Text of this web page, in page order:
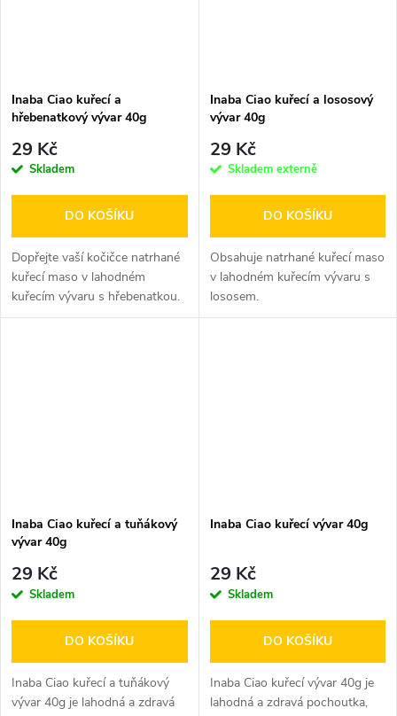
Inaba Ciao kuřecí a
hřebenatkový vývar 40g
29 Kč
Skladem
DO KOŠÍKU
Dopřejte vaší kočičce natrhané
kuřecí maso v lahodném
kuřecím vývaru s hřebenatkou.
Inaba Ciao kuřecí a lososový
vývar 40g
29 Kč
Skladem externě
DO KOŠÍKU
Obsahuje natrhané kuřecí maso
v lahodném kuřecím vývaru s
lososem.
Inaba Ciao kuřecí a tuňákový
vývar 40g
29 Kč
Skladem
DO KOŠÍKU
Inaba Ciao kuřecí a tuňákový
vývar 40g je lahodná a zdravá
Inaba Ciao kuřecí vývar 40g
29 Kč
Skladem
DO KOŠÍKU
Inaba Ciao kuřecí vývar 40g je
lahodná a zdravá pochoutka,